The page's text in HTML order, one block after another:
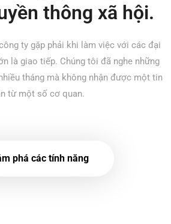
thông xã hội.
ty gặp phải khi làm việc với các đại
là giao tiếp. Chúng tôi đã nghe những
tháng mà không nhận được một tin
từ một số cơ quan.
phá các tính năng